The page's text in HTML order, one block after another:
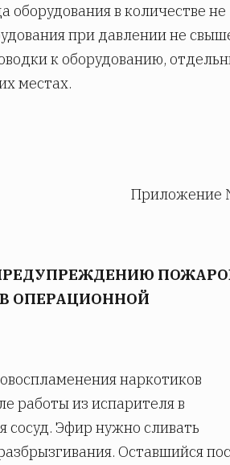
в количестве не
при давлении не
к оборудованию,
местах.
Приложение
ОПЕРАЦИОННОЙ
наркотиков
работы из испарителя в
Эфир нужно сливать
Оставшийся